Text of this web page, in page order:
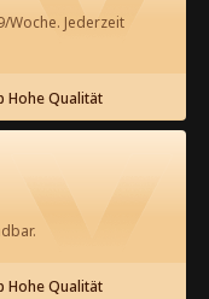
ansehen
Woche. Jederzeit
Hohe Qualität
Hohe Qualität